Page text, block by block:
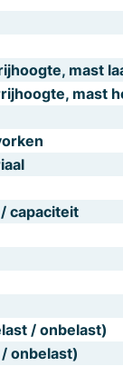
mast
mast
capaciteit
/ onbelast)
onbelast)